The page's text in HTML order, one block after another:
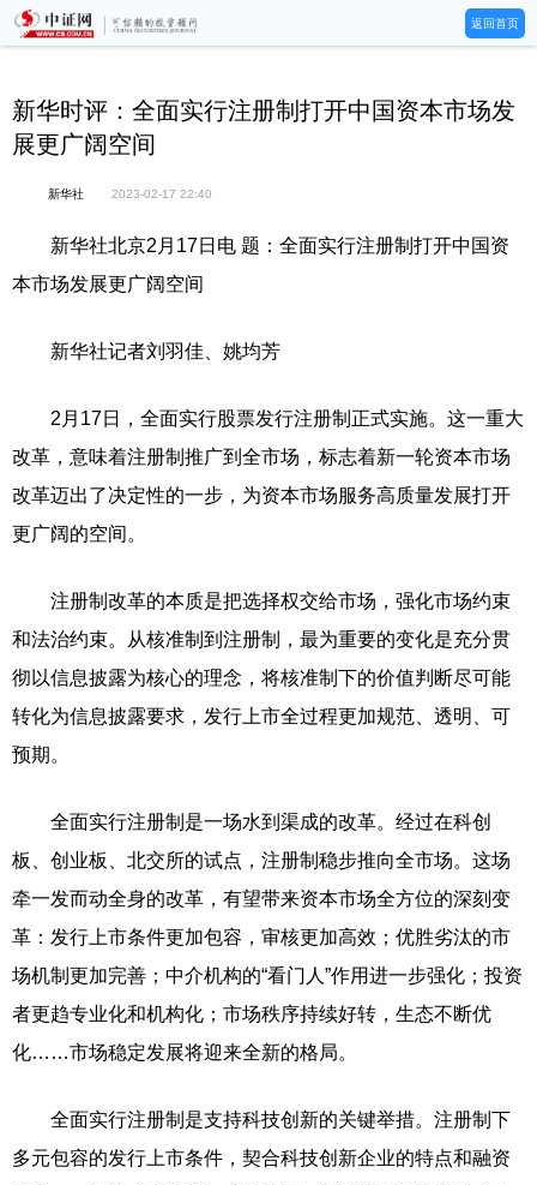
返回首页
新华时评：全面实行注册制打开中国资本市场发
展更广阔空间
新华社 2023-02-17 22:40
新华社北京2月17日电 题：全面实行注册制打开中国资
本市场发展更广阔空间
新华社记者刘羽佳、姚均芳
2月17日，全面实行股票发行注册制正式实施。这一重大
改革，意味着注册制推广到全市场，标志着新一轮资本市场
改革迈出了决定性的一步，为资本市场服务高质量发展打开
更广阔的空间。
注册制改革的本质是把选择权交给市场，强化市场约束
和法治约束。从核准制到注册制，最为重要的变化是充分贯
彻以信息披露为核心的理念，将核准制下的价值判断尽可能
转化为信息披露要求，发行上市全过程更加规范、透明、可
预期。
全面实行注册制是一场水到渠成的改革。经过在科创
板、创业板、北交所的试点，注册制稳步推向全市场。这场
牵一发而动全身的改革，有望带来资本市场全方位的深刻变
革：发行上市条件更加包容，审核更加高效；优胜劣汰的市
场机制更加完善；中介机构的“看门人”作用进一步强化；投资
者更趋专业化和机构化；市场秩序持续好转，生态不断优
化……市场稳定发展将迎来全新的格局。
全面实行注册制是支持科技创新的关键举措。注册制下
多元包容的发行上市条件，契合科技创新企业的特点和融资